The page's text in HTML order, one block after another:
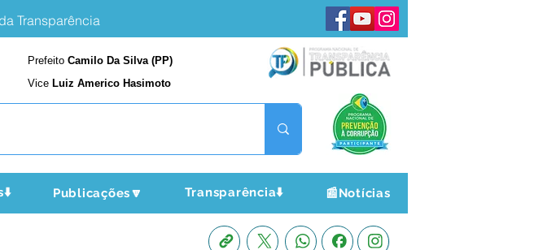
Transparência
Prefeito Camilo Da Silva (PP)
Vice Luiz Americo Hasimoto
Publicações🔽 Transparência⬇️ 📰Notícias